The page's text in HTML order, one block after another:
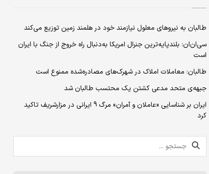
طالبان به نیروهای معلول نیازمند خود در هلمند زمین توزیع می‌کند
سی‌ان‌ان: بلندپایه‌ترین جنرال امریکا به‌دنبال راه خروج از جنگ با ایران
است
طالبان: معاملات املاک در شهرک‌های مصادره‌شده ممنوع است
جبهه‌ی متحد مدعی کشتن یک محتسب طالبان شد
ایران بر شناسایی «عاملان و آمران» مرگ 9 ایرانی در مزارشریف تاکید
کرد